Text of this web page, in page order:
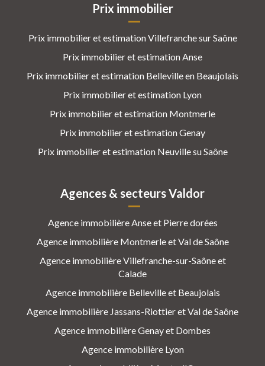
Prix immobilier
Prix immobilier et estimation Villefranche sur Saône
Prix immobilier et estimation Anse
Prix immobilier et estimation Belleville en Beaujolais
Prix immobilier et estimation Lyon
Prix immobilier et estimation Montmerle
Prix immobilier et estimation Genay
Prix immobilier et estimation Neuville su Saône
Agences & secteurs Valdor
Agence immobilière Anse et Pierre dorées
Agence immobilière Montmerle et Val de Saône
Agence immobilière Villefranche-sur-Saône et
Calade
Agence immobilière Belleville et Beaujolais
Agence immobilière Jassans-Riottier et Val de Saône
Agence immobilière Genay et Dombes
Agence immobilière Lyon